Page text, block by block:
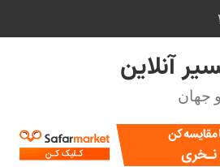
آنلاین
جهان